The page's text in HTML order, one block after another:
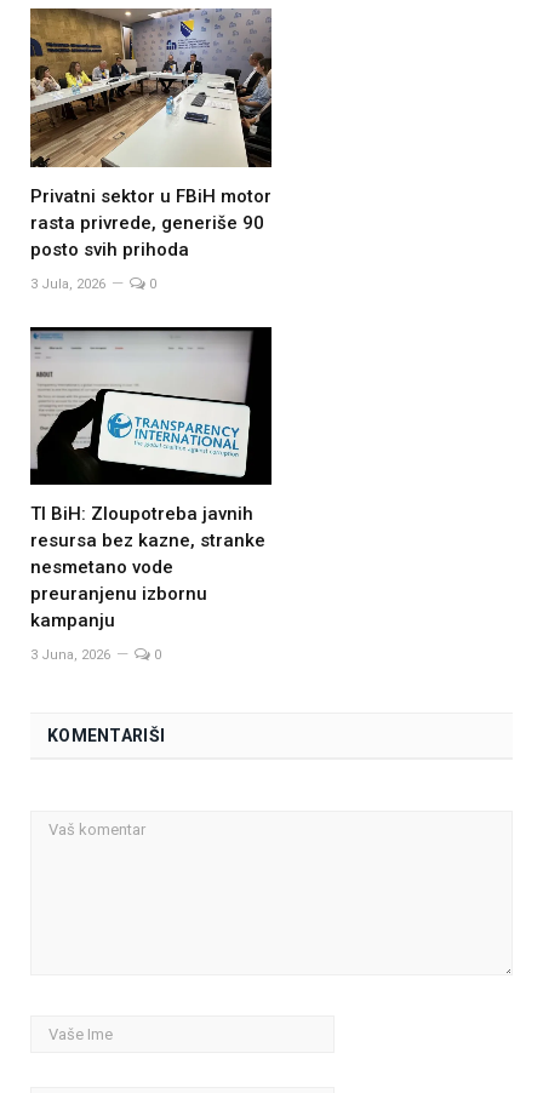
Privatni sektor u FBiH motor
rasta privrede, generiše 90
posto svih prihoda
3 Jula, 2026 0
TI BiH: Zloupotreba javnih
resursa bez kazne, stranke
nesmetano vode
preuranjenu izbornu
kampanju
3 Juna, 2026 0
KOMENTARIŠI